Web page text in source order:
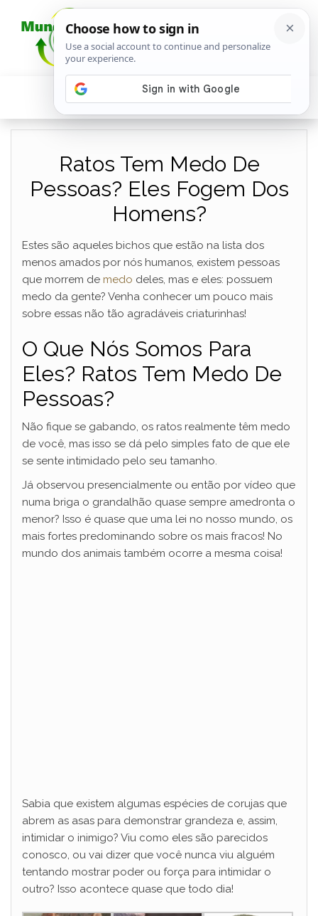
Ratos Tem Medo De
Pessoas? Eles Fogem Dos
Homens?
Estes são aqueles bichos que estão na lista dos
menos amados por nós humanos, existem pessoas
que morrem de medo deles, mas e eles: possuem
medo da gente? Venha conhecer um pouco mais
sobre essas não tão agradáveis criaturinhas!
O Que Nós Somos Para
Eles? Ratos Tem Medo De
Pessoas?
Não fique se gabando, os ratos realmente têm medo
de você, mas isso se dá pelo simples fato de que ele
se sente intimidado pelo seu tamanho.
Já observou presencialmente ou então por vídeo que
numa briga o grandalhão quase sempre amedronta o
menor? Isso é quase que uma lei no nosso mundo, os
mais fortes predominando sobre os mais fracos! No
mundo dos animais também ocorre a mesma coisa!
Sabia que existem algumas espécies de corujas que
abrem as asas para demonstrar grandeza e, assim,
intimidar o inimigo? Viu como eles são parecidos
conosco, ou vai dizer que você nunca viu alguém
tentando mostrar poder ou força para intimidar o
outro? Isso acontece quase que todo dia!